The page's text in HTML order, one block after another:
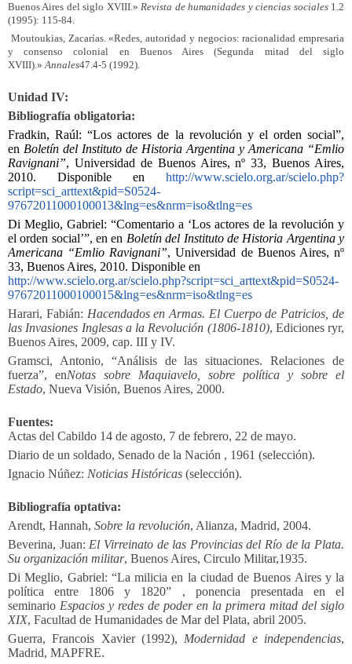
Buenos Aires del siglo XVIII.»Revista de humanidades y ciencias sociales1.2
(1995): 115-84.
Moutoukias, Zacarías. «Redes, autoridad y negocios: racionalidad empresaria
y consenso colonial en Buenos Aires (Segunda mitad del siglo
XVIII).»Annales47.4-5 (1992).
Unidad IV:
Bibliografía obligatoria:
Fradkin, Raúl: “Los actores de la revolución y el orden social”,
en Boletín del Instituto de Historia Argentina y Americana “Emlio
Ravignani”, Universidad de Buenos Aires, nº 33, Buenos Aires,
2010. Disponible en http://www.scielo.org.ar/scielo.php?
script=sci_arttext&pid=S0524-
97672011000100013&lng=es&nrm=iso&tlng=es
Di Meglio, Gabriel: “Comentario a ‘Los actores de la revolución y
el orden social’”, en en Boletín del Instituto de Historia Argentina y
Americana “Emlio Ravignani”, Universidad de Buenos Aires, nº
33, Buenos Aires, 2010. Disponible en
http://www.scielo.org.ar/scielo.php?script=sci_arttext&pid=S0524-
97672011000100015&lng=es&nrm=iso&tlng=es
Harari, Fabián: Hacendados en Armas. El Cuerpo de Patricios, de
las Invasiones Inglesas a la Revolución (1806-1810), Ediciones ryr,
Buenos Aires, 2009, cap. III y IV.
Gramsci, Antonio, “Análisis de las situaciones. Relaciones de
fuerza”, enNotas sobre Maquiavelo, sobre política y sobre el
Estado, Nueva Visión, Buenos Aires, 2000.
Fuentes:
Actas del Cabildo 14 de agosto, 7 de febrero, 22 de mayo.
Diario de un soldado, Senado de la Nación , 1961 (selección).
Ignacio Núñez: Noticias Históricas (selección).
Bibliografía optativa:
Arendt, Hannah, Sobre la revolución, Alianza, Madrid, 2004.
Beverina, Juan: El Virreinato de las Provincias del Río de la Plata.
Su organización militar, Buenos Aires, Circulo Militar,1935.
Di Meglio, Gabriel: “La milicia en la ciudad de Buenos Aires y la
política entre 1806 y 1820” , ponencia presentada en el
seminario Espacios y redes de poder en la primera mitad del siglo
XIX, Facultad de Humanidades de Mar del Plata, abril 2005.
Guerra, Francois Xavier (1992), Modernidad e independencias,
Madrid, MAPFRE.